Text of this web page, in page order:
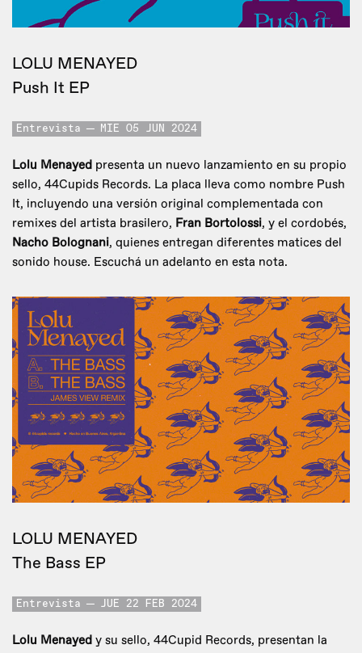
LOLU MENAYED
Push It EP
Entrevista MIE 05 JUN 2024
Lolu Menayed presenta un nuevo lanzamiento en su propio
sello, 44Cupids Records. La placa lleva como nombre Push
It, incluyendo una versión original complementada con
remixes del artista brasilero, Fran Bortolossi, y el cordobés,
Nacho Bolognani, quienes entregan diferentes matices del
sonido house. Escuchá un adelanto en esta nota.
LOLU MENAYED
The Bass EP
Entrevista JUE 22 FEB 2024
Lolu Menayed y su sello, 44Cupid Records, presentan la